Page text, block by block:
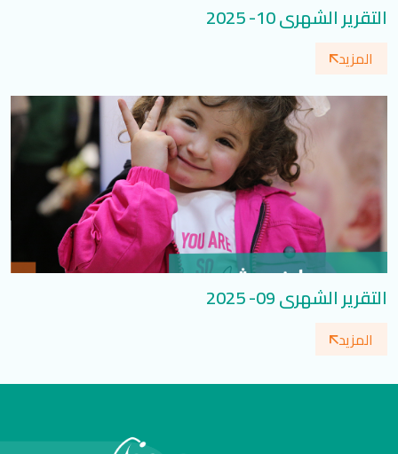
التقرير الشهري 10- 2025
المزيد
التقرير الشهري 09- 2025
المزيد